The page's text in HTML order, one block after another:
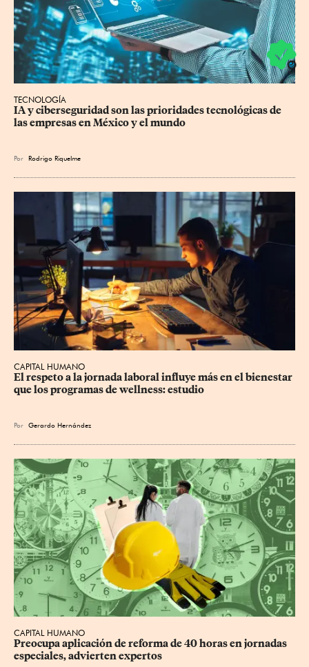
TECNOLOGÍA
IA y ciberseguridad son las prioridades tecnológicas de
las empresas en México y el mundo
Por Rodrigo Riquelme
CAPITAL HUMANO
El respeto a la jornada laboral influye más en el bienestar
que los programas de wellness: estudio
Por Gerardo Hernández
CAPITAL HUMANO
Preocupa aplicación de reforma de 40 horas en jornadas
especiales, advierten expertos